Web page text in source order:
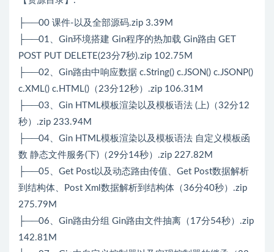
├──00 课件-以及全部源码.zip 3.39M
├──01、Gin环境搭建 Gin程序的热加载 Gin路由 GET
POST PUT DELETE(23分7秒).zip 102.75M
├──02、Gin路由中响应数据 c.String() c.JSON() c.JSONP()
c.XML() c.HTML()（23分12秒）.zip 106.31M
├──03、Gin HTML模板渲染以及模板语法 (上)（32分12
秒）.zip 233.94M
├──04、Gin HTML模板渲染以及模板语法 自定义模板函
数 静态文件服务(下)（29分14秒）.zip 227.82M
├──05、Get Post以及动态路由传值、Get Post数据解析
到结构体、Post Xml数据解析到结构体（36分40秒）.zip
275.79M
├──06、Gin路由分组 Gin路由文件抽离（17分54秒）.zip
142.81M